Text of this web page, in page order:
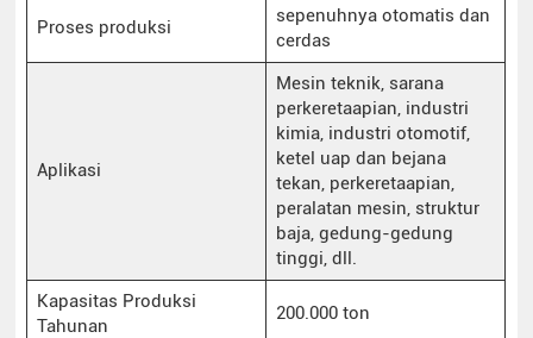
Proses produksi
sepenuhnya otomatis dan
cerdas
Aplikasi
Mesin teknik, sarana
perkeretaapian, industri
kimia, industri otomotif,
ketel uap dan bejana
tekan, perkeretaapian,
peralatan mesin, struktur
baja, gedung-gedung
tinggi, dll.
Kapasitas Produksi
Tahunan
200.000 ton